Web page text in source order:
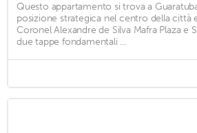
Questo appartamento si trova a
posizione strategica nel centro della città
Coronel Alexandre de Silva Mafra Plaza e
due tappe fondamentali ...